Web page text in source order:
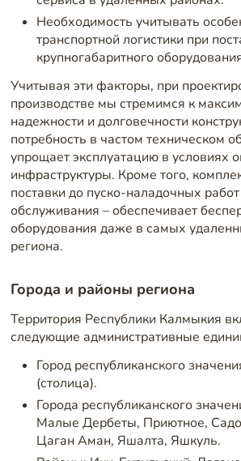
Необходимость учитывать
транспортной логистики при
крупногабаритного
Учитывая эти факторы, при
производстве мы стремимся к
надежности и долговечности
потребность в частом техническом
упрощает эксплуатацию в условиях
инфраструктуры. Кроме того,
поставки до пуско-наладочных
обслуживания – обеспечивает
оборудования даже в самых
региона.
Города и районы региона
Территория Республики Калмыкия
следующие административные
Город республиканского
(столица).
Города республиканского
Малые Дербеты, Приютное,
Цаган Аман, Яшалта, Яшкуль.